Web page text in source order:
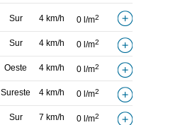
Sur 4 km/h 0 l/m2
Sur 4 km/h 0 l/m2
Oeste 4 km/h 0 l/m2
Sureste 4 km/h 0 l/m2
Sur 7 km/h 0 l/m2